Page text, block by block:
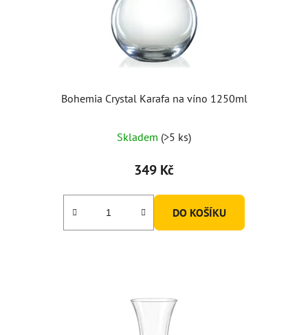
Bohemia Crystal Karafa na víno 1250ml
Skladem (>5 ks)
349 Kč
DO KOŠÍKU